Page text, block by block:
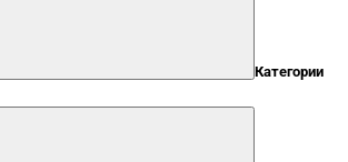
Категории